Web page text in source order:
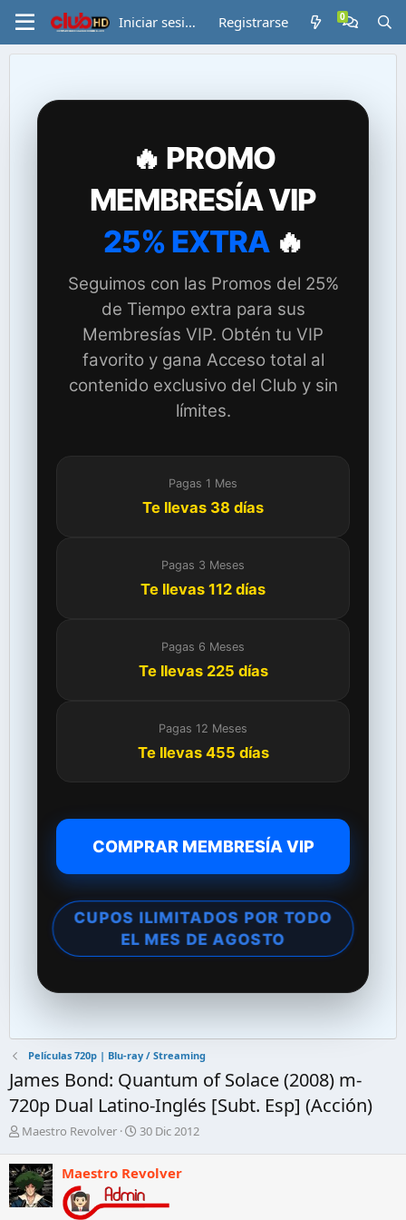
Iniciar sesión Registrarse
🔥 PROMO
MEMBRESÍA VIP
25% EXTRA🔥
Seguimos con las Promos del 25%
de Tiempo extra para sus
Membresías VIP. Obtén tu VIP
favorito y gana Acceso total al
contenido exclusivo del Club y sin
límites.
Pagas 1 Mes
Te llevas 38 días
Pagas 3 Meses
Te llevas 112 días
Pagas 6 Meses
Te llevas 225 días
Pagas 12 Meses
Te llevas 455 días
COMPRAR MEMBRESÍA VIP
CUPOS ILIMITADOS POR TODO
EL MES DE AGOSTO
Películas 720p | Blu-ray / Streaming
James Bond: Quantum of Solace (2008) m-
720p Dual Latino-Inglés [Subt. Esp] (Acción)
A
t
o
r
d
Maestro Revolver
F
h
a
d
30 Dic 2012
Maestro Revolver